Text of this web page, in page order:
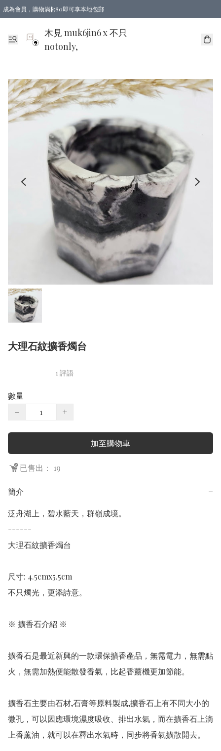
成為會員，購物滿$580即可享本地包郵
亞洲地區買滿$780包郵，歐美地區買滿$980包郵
木見 muk6jin6 x 不只
notonly,
大理石紋擴香燭台
1 評語
數量
−
+
加至購物車
已售出： 19
簡介 −
泛舟湖上，碧水藍天，群嶺成境。
------
大理石紋擴香燭台
尺寸: 4.5cmx5.5cm
不只燭光，更添詩意。
※ 擴香石介紹 ※
擴香石是最近新興的一款環保擴香產品，無需電力，無需點
火，無需加熱便能散發香氣，比起香薰機更加節能。
擴香石主要由石材,石膏等原料製成,擴香石上有不同大小的
微孔，可以因應環境濕度吸收、排出水氣，而在擴香石上滴
上香薰油，就可以在釋出水氣時，同步將香氣擴散開去。